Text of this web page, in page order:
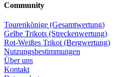
Community
Tourenkönige (Gesamtwertung)
Gelbe Trikots (Streckenwertung)
Rot-Weißes Trikot (Bergwertung)
Nutzungsbestimmungen
Über uns
Kontakt